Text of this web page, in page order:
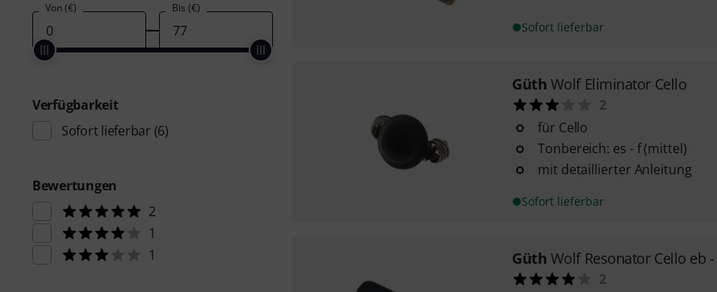
Von (€) Bis (€)
Verfügbarkeit
Sofort lieferbar (6)
Bewertungen
2
1
1
Sofort lieferbar
Güth Wolf Eliminator Cello
2
für Cello
Tonbereich: es - f (mittel)
mit detaillierter Anleitung
Sofort lieferbar
Güth Wolf Resonator Cello eb
2